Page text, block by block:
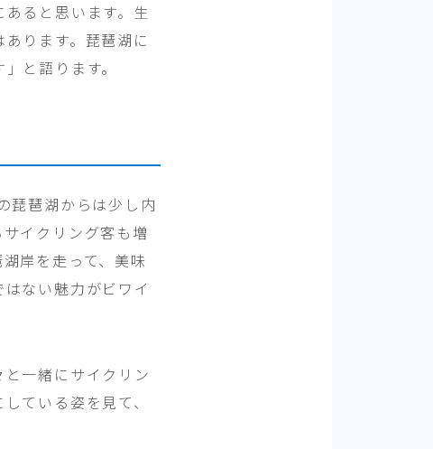
ると思います。生
ります。琵琶湖に
と語ります。
琵琶湖からは少し内
イクリング客も増
岸を走って、美味
ない魅力がビワイ
一緒にサイクリン
ている姿を見て、